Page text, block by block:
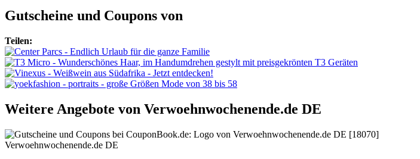
Gutscheine und Coupons von
Teilen:
Weitere Angebote von Verwoehnwochenende.de DE
Verwoehnwochenende.de DE